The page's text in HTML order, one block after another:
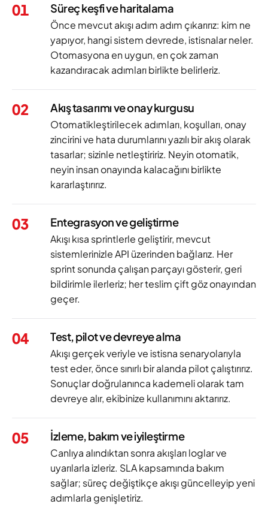
01 Süreç keşfi ve haritalama
Önce mevcut akışı adım adım çıkarırız: kim ne
yapıyor, hangi sistem devrede, istisnalar neler.
Otomasyona en uygun, en çok zaman
kazandıracak adımları birlikte belirleriz.
02 Akış tasarımı ve onay kurgusu
Otomatikleştirilecek adımları, koşulları, onay
zincirini ve hata durumlarını yazılı bir akış olarak
tasarlar; sizinle netleştiririz. Neyin otomatik,
neyin insan onayında kalacağını birlikte
kararlaştırırız.
03 Entegrasyon ve geliştirme
Akışı kısa sprintlerle geliştirir, mevcut
sistemlerinizle API üzerinden bağlarız. Her
sprint sonunda çalışan parçayı gösterir, geri
bildirimle ilerleriz; her teslim çift göz onayından
geçer.
04 Test, pilot ve devreye alma
Akışı gerçek veriyle ve istisna senaryolarıyla
test eder, önce sınırlı bir alanda pilot çalıştırırız.
Sonuçlar doğrulanınca kademeli olarak tam
devreye alır, ekibinize kullanımını aktarırız.
05 İzleme, bakım ve iyileştirme
Canlıya alındıktan sonra akışları loglar ve
uyarılarla izleriz. SLA kapsamında bakım
sağlar; süreç değiştikçe akışı güncelleyip yeni
adımlarla genişletiriz.